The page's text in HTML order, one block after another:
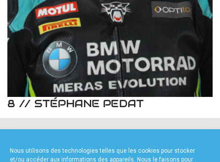
Nous utilisons des technologies telles que les cookies pour stocker
et/ou accéder aux informations des appareils. Nous le faisons pour
8 // STÉPHANE PEDAT